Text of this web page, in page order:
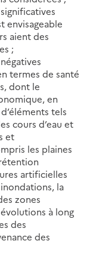
envisageable
aient des
;
termes de santé
dont le
en
tels
cours d’eau et
et
les plaines
artificielles
la
zones
à long
des
des